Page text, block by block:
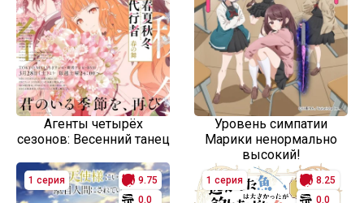
Агенты четырёх
сезонов: Весенний танец
Уровень симпатии
Марики ненормально
высокий!
1 серия
9.75
0.0
1 серия
8.25
0.0